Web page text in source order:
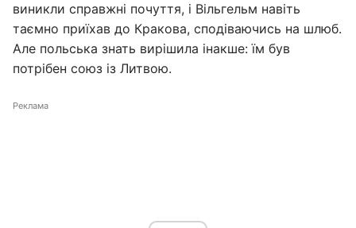
виникли справжні почуття, і Вільгельм навіть
таємно приїхав до Кракова, сподіваючись на шлюб.
Але польська знать вирішила інакше: їм був
потрібен союз із Литвою.
Реклама